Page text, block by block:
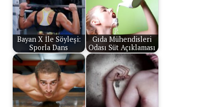
Bayan X İle Söyleşi:
Sporla Dans
Gıda Mühendisleri
Odası Süt Açıklaması